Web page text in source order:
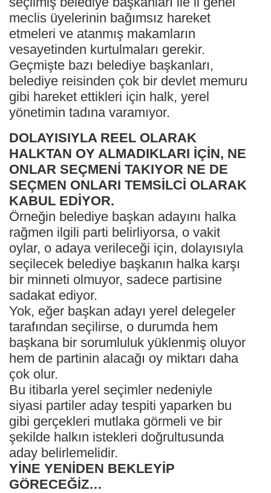
meclis üyelerinin bağımsız hareket
etmeleri ve atanmış makamların
vesayetinden kurtulmaları gerekir.
Geçmişte bazı belediye başkanları,
belediye reisinden çok bir devlet memuru
gibi hareket ettikleri için halk, yerel
yönetimin tadına varamıyor.
DOLAYISIYLA REEL OLARAK
HALKTAN OY ALMADIKLARI İÇİN, NE
ONLAR SEÇMENİ TAKIYOR NE DE
SEÇMEN ONLARI TEMSİLCİ OLARAK
KABUL EDİYOR.
Örneğin belediye başkan adayını halka
rağmen ilgili parti belirliyorsa, o vakit
oylar, o adaya verileceği için, dolayısıyla
seçilecek belediye başkanın halka karşı
bir minneti olmuyor, sadece partisine
sadakat ediyor.
Yok, eğer başkan adayı yerel delegeler
tarafından seçilirse, o durumda hem
başkana bir sorumluluk yüklenmiş oluyor
hem de partinin alacağı oy miktarı daha
çok olur.
Bu itibarla yerel seçimler nedeniyle
siyasi partiler aday tespiti yaparken bu
gibi gerçekleri mutlaka görmeli ve bir
şekilde halkın istekleri doğrultusunda
aday belirlemelidir.
YİNE YENİDEN BEKLEYİP
GÖRECEĞİZ…